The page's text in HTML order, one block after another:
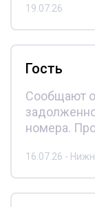
19.07.26
Гость
Сообщают
номера.
16.07.26 -